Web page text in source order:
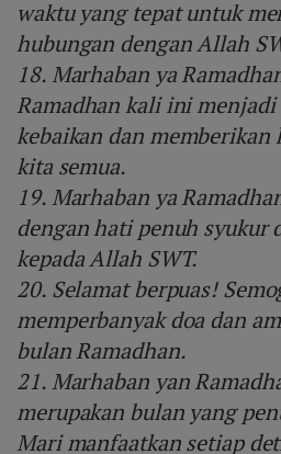
waktu yang tepat untuk
hubungan dengan Allah
18. Marhaban ya
Ramadhan kali ini
kebaikan dan memberikan
kita semua.
19. Marhaban ya
dengan hati penuh syukur
kepada Allah SWT.
20. Selamat berpuas!
memperbanyak doa dan
bulan Ramadhan.
21. Marhaban yan
merupakan bulan yang
Mari manfaatkan setiap